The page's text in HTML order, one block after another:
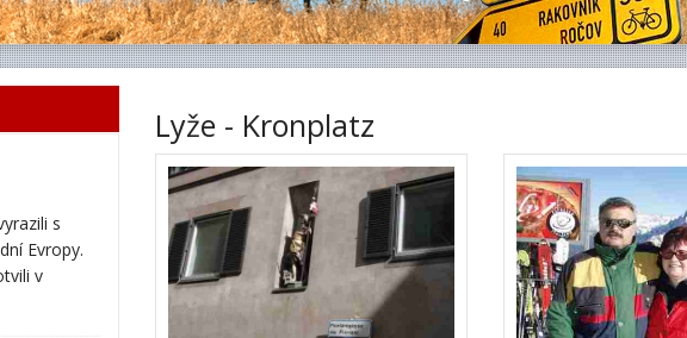
Lyže - Kronplatz
s
Evropy.
v